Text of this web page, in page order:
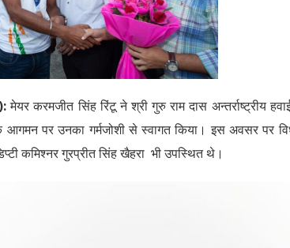
मेयर करमजीत सिंह रिंटू ने श्री गुरु राम दास अन्तर्राष्ट्रीय
आगमन पर उनका गर्मजोशी से स्वागत किया। इस अवसर पर
कमिश्नर गुरप्रीत सिंह खैहरा भी उपस्थित थे।